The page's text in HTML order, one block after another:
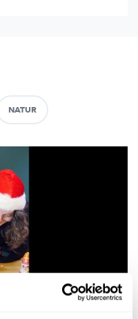
NATUR